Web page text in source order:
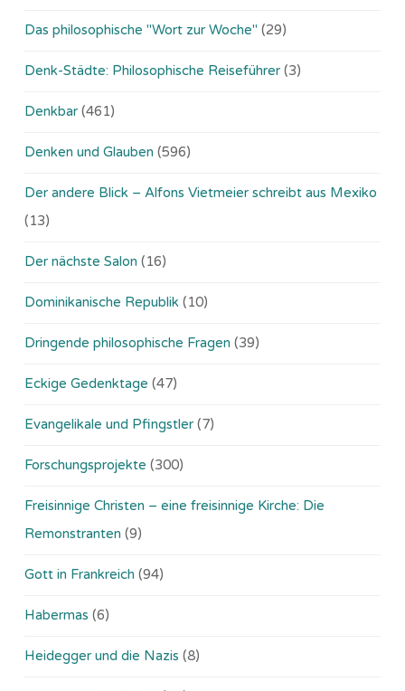
Das philosophische "Wort zur Woche" (29)
Denk-Städte: Philosophische Reiseführer (3)
Denkbar (461)
Denken und Glauben (596)
Der andere Blick – Alfons Vietmeier schreibt aus Mexiko
(13)
Der nächste Salon (16)
Dominikanische Republik (10)
Dringende philosophische Fragen (39)
Eckige Gedenktage (47)
Evangelikale und Pfingstler (7)
Forschungsprojekte (300)
Freisinnige Christen – eine freisinnige Kirche: Die
Remonstranten (9)
Gott in Frankreich (94)
Habermas (6)
Heidegger und die Nazis (8)